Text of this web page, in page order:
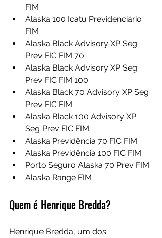
FIM
Alaska 100 Icatu Previdenciário
FIM
Alaska Black Advisory XP Seg
Prev FIC FIM 70
Alaska Black Advisory XP Seg
Prev FIC FIM 100
Alaska Black 70 Advisory XP Seg
Prev FIC FIM
Alaska Black 100 Advisory XP
Seg Prev FIC FIM
Alaska Previdência 70 FIC FIM
Alaska Previdência 100 FIC FIM
Porto Seguro Alaska 70 Prev FIM
Alaska Range FIM
Quem é Henrique Bredda?
Henrique Bredda, um dos